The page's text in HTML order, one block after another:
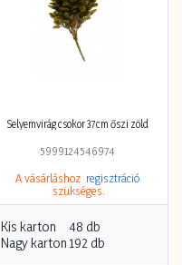
Selyemvirág csokor 37cm őszi zöld
5999124546974
A vásárláshoz regisztráció
szükséges.
Kis karton
48 db
Nagy karton 192 db